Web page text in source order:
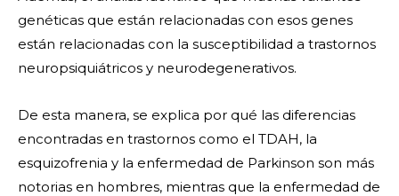
genéticas que están relacionadas con esos genes
están relacionadas con la susceptibilidad a trastornos
neuropsiquiátricos y neurodegenerativos.
De esta manera, se explica por qué las diferencias
encontradas en trastornos como el TDAH, la
esquizofrenia y la enfermedad de Parkinson son más
notorias en hombres, mientras que la enfermedad de